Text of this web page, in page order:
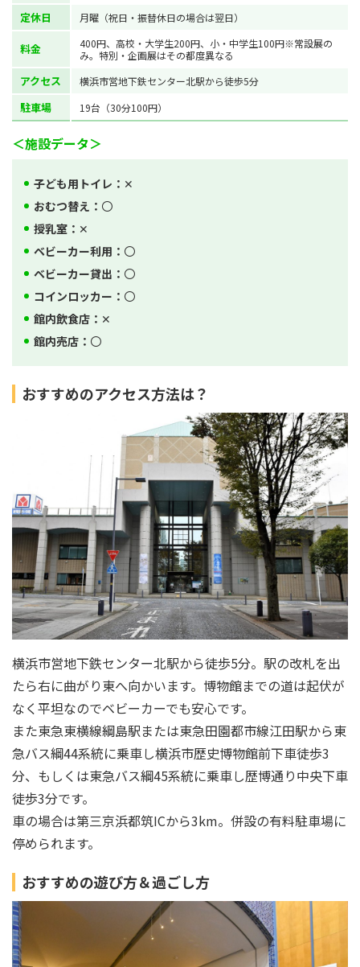
定休日 月曜（祝日・振替休日の場合は翌日）
料金
400円、高校・大学生200円、小・中学生100円※常設展の
み。特別・企画展はその都度異なる
アクセス 横浜市営地下鉄センター北駅から徒歩5分
駐車場 19台（30分100円）
＜施設データ＞
子ども用トイレ： ✕
おむつ替え： 〇
授乳室： ✕
ベビーカー利用： 〇
ベビーカー貸出： 〇
コインロッカー： 〇
館内飲食店： ✕
館内売店： 〇
おすすめのアクセス方法は？
横浜市営地下鉄センター北駅から徒歩5分。駅の改札を出
たら右に曲がり東へ向かいます。博物館までの道は起伏が
なく平坦なのでベビーカーでも安心です。
また東急東横線綱島駅または東急田園都市線江田駅から東
急バス綱44系統に乗車し横浜市歴史博物館前下車徒歩3
分、もしくは東急バス綱45系統に乗車し歴博通り中央下車
徒歩3分です。
車の場合は第三京浜都筑ICから3km。併設の有料駐車場に
停められます。
おすすめの遊び方＆過ごし方